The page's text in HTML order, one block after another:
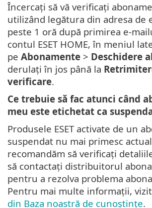
Încercați să vă verificați
utilizând legătura din adresa de
peste 1 oră după primirea e-
contul ESET HOME, în meniul
pe Abonamente > Deschidere
derulați în jos până la
verificare.
Ce trebuie să fac atunci când
meu este etichetat ca
Produsele ESET activate de un
suspendat nu mai primesc
recomandăm să verificați
să contactați distribuitorul
pentru a rezolva problema
Pentru mai multe informații,
din Baza noastră de cunoștințe.